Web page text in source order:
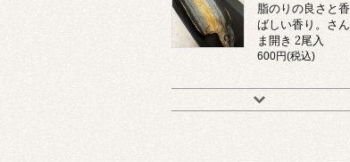
脂のりの良さと香
ばしい香り。さん
ま開き 2尾入
600円(税込)